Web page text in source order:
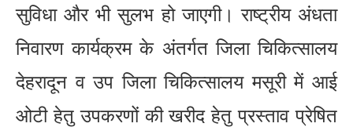
सुविधा और भी सुलभ हो जाएगी। राष्ट्रीय अंधता
निवारण कार्यक्रम के अंतर्गत जिला चिकित्सालय
देहरादून व उप जिला चिकित्सालय मसूरी में आई
ओटी हेतु उपकरणों की खरीद हेतु प्रस्ताव प्रेषित